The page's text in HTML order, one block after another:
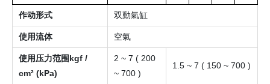
作动形式 双動氣缸
使用流体 空氣
使用压力范围kgf /
cm² (kPa)
2 ~ 7 ( 200
~ 700 )
1.5 ~ 7 ( 150 ~ 700 )